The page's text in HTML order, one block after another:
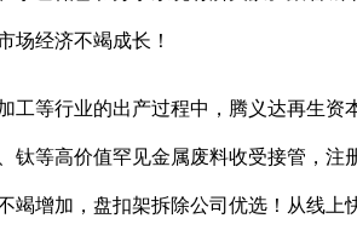
场经济不竭成长！
等行业的出产过程中，腾义达再生资
钛等高价值罕见金属废料收受接管，
竭增加，盘扣架拆除公司优选！从线上